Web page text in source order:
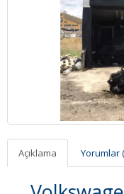
Açıklama Yorumlar